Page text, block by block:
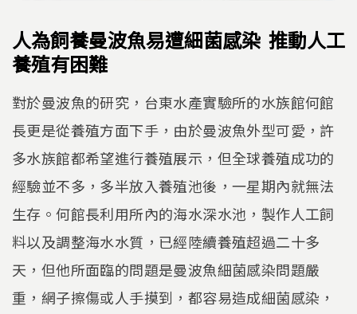
人為飼養曼波魚易遭細菌感染 推動人工
養殖有困難
對於曼波魚的研究，台東水產實驗所的水族館何館
長更是從養殖方面下手，由於曼波魚外型可愛，許
多水族館都希望進行養殖展示，但全球養殖成功的
經驗並不多，多半放入養殖池後，一星期內就無法
生存。何館長利用所內的海水深水池，製作人工飼
料以及調整海水水質，已經陸續養殖超過二十多
天，但他所面臨的問題是曼波魚細菌感染問題嚴
重，網子擦傷或人手摸到，都容易造成細菌感染，